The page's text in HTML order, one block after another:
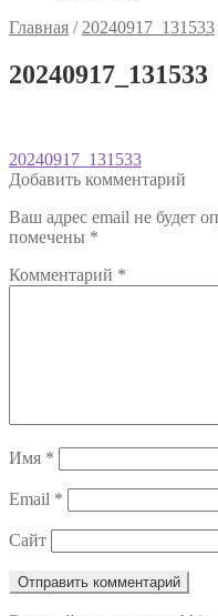
Главная / 20240917_131533
20240917_131533
Навигация
по
записям
Предыдущая
запись:
20240917_131533
Добавить комментарий
Ваш адрес email не будет
помечены *
Комментарий *
Имя *
Email *
Сайт